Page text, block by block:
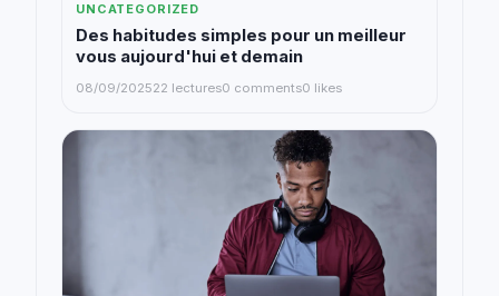
UNCATEGORIZED
Des habitudes simples pour un meilleur
vous aujourd'hui et demain
08/09/202522 lectures0 comments0 likes